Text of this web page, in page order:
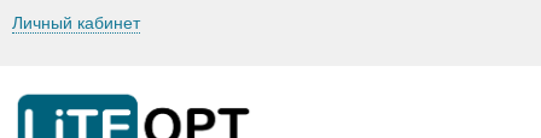
Личный кабинет